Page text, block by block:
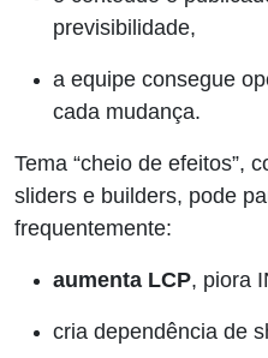
previsibilidade,
a equipe consegue
cada mudança.
Tema “cheio de efeitos”,
sliders e builders, pode
frequentemente:
aumenta LCP, piora
cria dependência de